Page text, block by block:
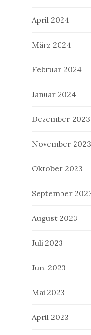
April 2024
März 2024
Februar 2024
Januar 2024
Dezember 2023
November 2023
Oktober 2023
September
August 2023
Juli 2023
Juni 2023
Mai 2023
April 2023